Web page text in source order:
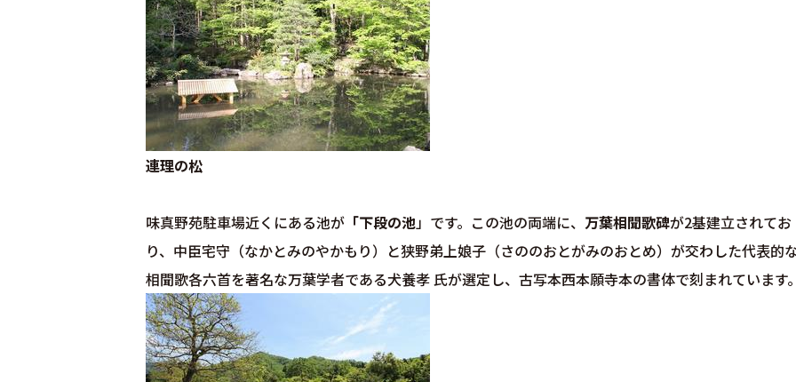
連理の松
味真野苑駐車場近くにある池が 「下段の池」です。この池の両端に、 万葉相聞歌碑が2基建立されてお
り、中臣宅守（なかとみのやかもり）と狭野弟上娘子（さののおとがみのおとめ）が交わした代表的
相聞歌各六首を著名な万葉学者である犬養孝 氏が選定し、古写本西本願寺本の書体で刻まれています